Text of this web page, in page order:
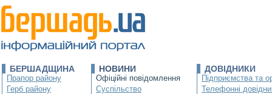
БЕРШАДЩИНА
Прапор району
Герб району
НОВИНИ
Офіційні повідомлення
Суспільство
ДОВІДНИКИ
Підприємства та
Телефонні